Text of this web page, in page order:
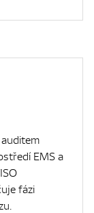
EMS a
fázi